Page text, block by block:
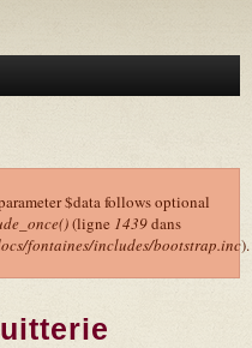
$data follows optional
(ligne 1439dans
fontaines/includes/bootstrap.inc).